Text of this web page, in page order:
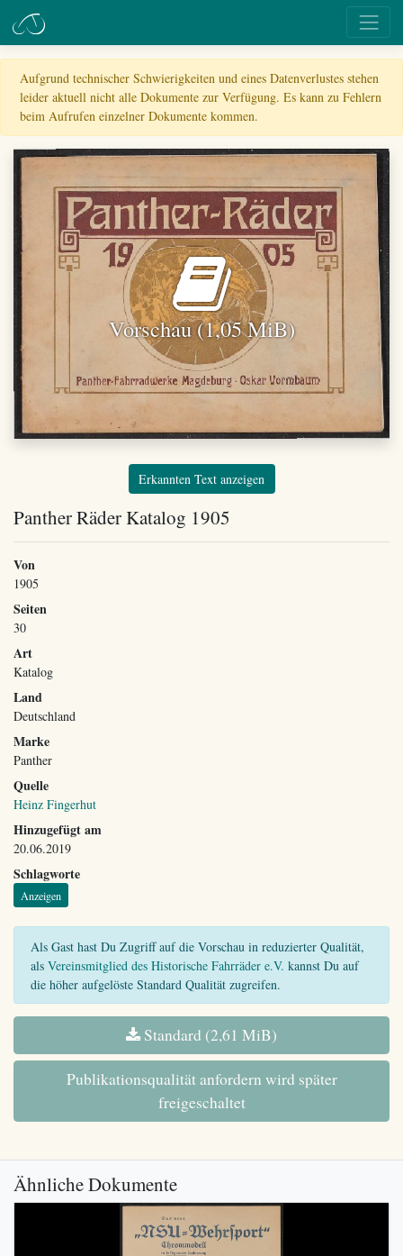
Aufgrund technischer Schwierigkeiten und eines Datenverlustes stehen
leider aktuell nicht alle Dokumente zur Verfügung. Es kann zu Fehlern
beim Aufrufen einzelner Dokumente kommen.
Vorschau (1,05 MiB)
Erkannten Text anzeigen
Panther Räder Katalog 1905
Von
1905
Seiten
30
Art
Katalog
Land
Deutschland
Marke
Panther
Quelle
Heinz Fingerhut
Hinzugefügt am
20.06.2019
Schlagworte
Anzeigen
Als Gast hast Du Zugriff auf die Vorschau in reduzierter Qualität,
als Vereinsmitglied des Historische Fahrräder e.V. kannst Du auf
die höher aufgelöste Standard Qualität zugreifen.
Standard (2,61 MiB)
Publikationsqualität anfordern wird später
freigeschaltet
Ähnliche Dokumente